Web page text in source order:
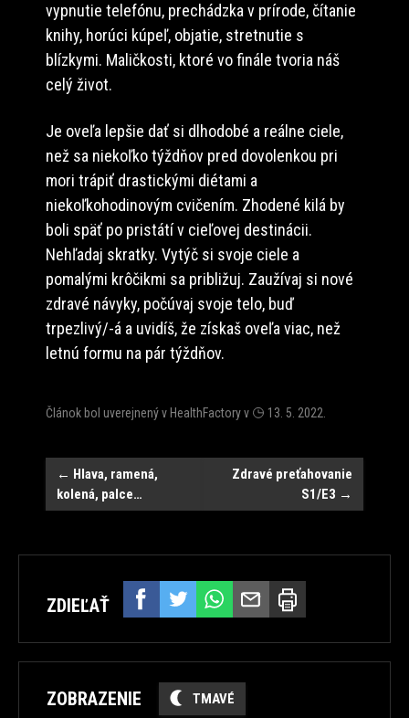
vypnutie telefónu, prechádzka v prírode, čítanie
knihy, horúci kúpeľ, objatie, stretnutie s
blízkymi. Maličkosti, ktoré vo finále tvoria náš
celý život.
Je oveľa lepšie dať si dlhodobé a reálne ciele,
než sa niekoľko týždňov pred dovolenkou pri
mori trápiť drastickými diétami a
niekoľkohodinovým cvičením. Zhodené kilá by
boli späť po pristátí v cieľovej destinácii.
Nehľadaj skratky. Vytýč si svoje ciele a
pomalými krôčikmi sa približuj. Zaužívaj si nové
zdravé návyky, počúvaj svoje telo, buď
trpezlivý/-á a uvidíš, že získaš oveľa viac, než
letnú formu na pár týždňov.
Článok bol uverejnený vHealthFactoryv 13. 5. 2022
Post
navigation
← Hlava, ramená,
kolená, palce…
Zdravé preťahovanie
S1/E3 →
ZDIEĽAŤ
ZOBRAZENIE TMAVÉ